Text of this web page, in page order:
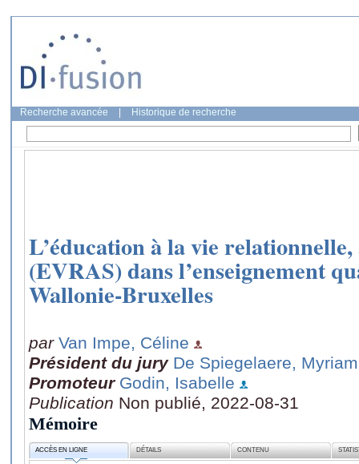
Recherche avancée Historique de recherche
L’éducation à la vie
(EVRAS) dans l’enseignement
Wallonie-Bruxelles
par Van Impe, Céline
Président du jury De Spiegelaere, Myriam
Promoteur Godin, Isabelle
Publication Non publié, 2022-08-31
Mémoire
ACCÈS EN LIGNE DÉTAILS CONTENU